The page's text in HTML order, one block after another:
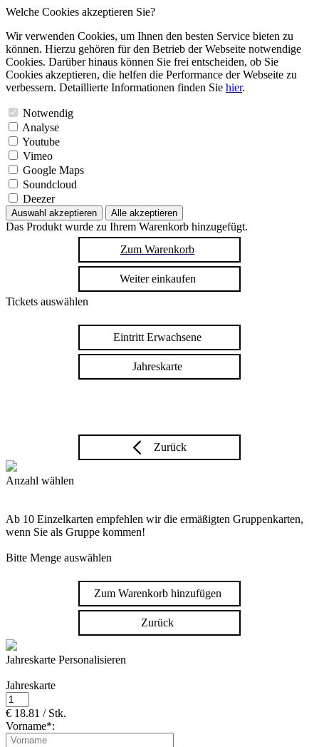
Welche Cookies akzeptieren Sie?
Wir verwenden Cookies, um Ihnen den besten Service bieten zu
können. Hierzu gehören für den Betrieb der Webseite notwendige
Cookies. Darüber hinaus können Sie frei entscheiden, ob Sie
Cookies akzeptieren, die helfen die Performance der Webseite zu
verbessern. Detaillierte Informationen finden Sie hier.
Notwendig
Analyse
Youtube
Vimeo
Google Maps
Soundcloud
Deezer
Auswahl akzeptieren Alle akzeptieren
Das Produkt wurde zu Ihrem Warenkorb hinzugefügt.
Zum Warenkorb
Weiter einkaufen
Tickets auswählen
Eintritt Erwachsene
Jahreskarte
Zurück
Anzahl wählen
Ab 10 Einzelkarten empfehlen wir die ermäßigten Gruppenkarten,
wenn Sie als Gruppe kommen!
Bitte Menge auswählen
Zum Warenkorb hinzufügen
Zurück
Jahreskarte Personalisieren
Jahreskarte
€ 18.81 / Stk.
Vorname*: